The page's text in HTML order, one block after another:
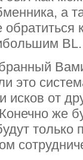
а
BL.
это
исков от
же